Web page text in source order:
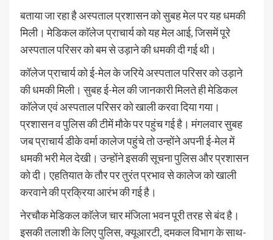
बताया जा रहा है अस्पताल प्रशासन को सुबह मेल पर यह धमकी
मिली। मेडिकल काॅलेज प्राचार्य को यह मेल आई, जिसमें पूरे
अस्पताल परिसर को बम से उड़ाने की धमकी दी गई थी।
कॉलेज प्राचार्य को ई-मेल के जरिये अस्पताल परिसर को उड़ाने
की धमकी मिली। सुबह ई-मेल की जानकारी मिलते ही मेडिकल
काॅलेज एवं अस्पताल परिसर को खाली करवा दिया गया।
प्रशासन व पुलिस की टीमें मौके पर पहुंच गई है। मंगलवार सुबह
जब प्राचार्य डीके वर्मा कालेज पहुंचे तो उन्होंने अपनी ई-मेल में
धमकी भरी मेल देखी। उन्होंने इसकी सूचना पुलिस और प्रशासन
को दी। एहतियात के तौर पर तुरंत प्रभाव से कालेज को खाली
करवाने की प्रक्रिया आरंभ की गई है।
नेरचौक मेडिकल काॅलेज चार मंजिला भवन पूरी तरह से बंद है।
इसकी तलाशी के लिए पुलिस, क्यूआरटी, दमकल विभाग के साथ-